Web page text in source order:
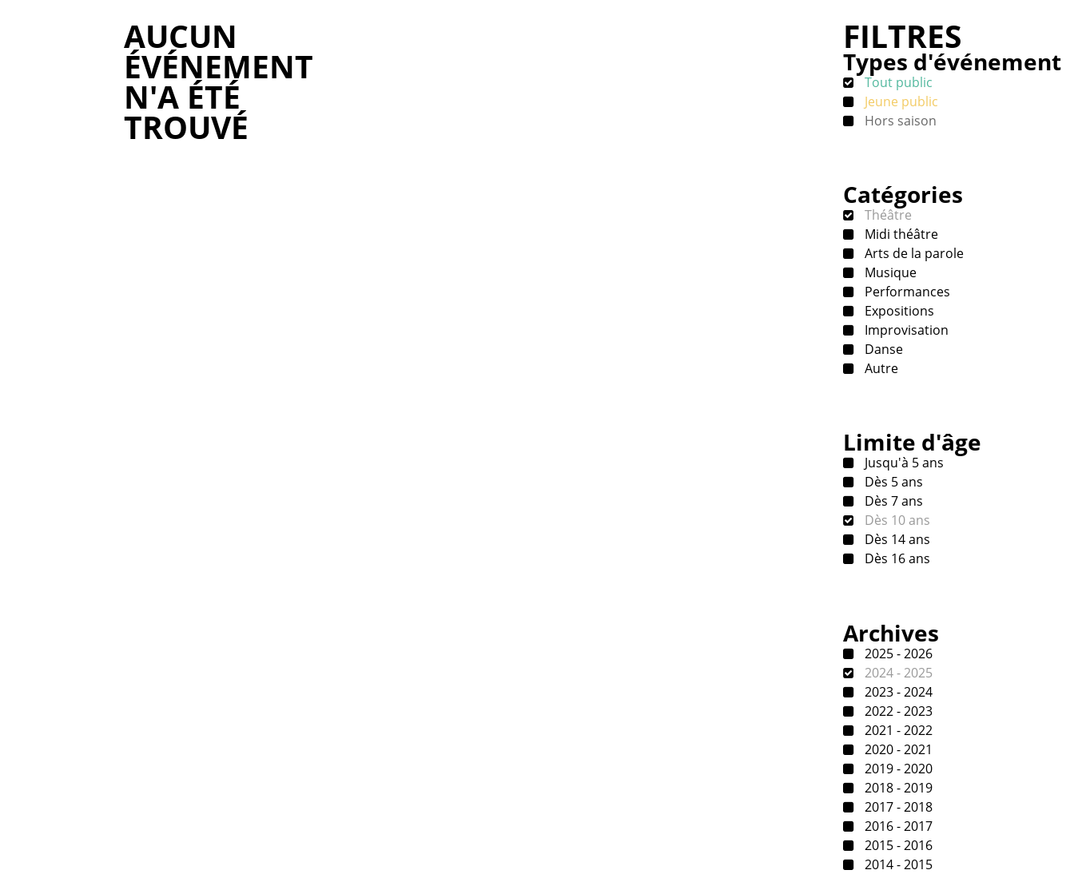
AUCUN
ÉVÉNEMENT
N'A ÉTÉ
TROUVÉ
FILTRES
Types d'événement
Tout public
Jeune public
Hors saison
Catégories
Théâtre
Midi théâtre
Arts de la parole
Musique
Performances
Expositions
Improvisation
Danse
Autre
Limite d'âge
Jusqu'à 5 ans
Dès 5 ans
Dès 7 ans
Dès 10 ans
Dès 14 ans
Dès 16 ans
Archives
2025 - 2026
2024 - 2025
2023 - 2024
2022 - 2023
2021 - 2022
2020 - 2021
2019 - 2020
2018 - 2019
2017 - 2018
2016 - 2017
2015 - 2016
2014 - 2015